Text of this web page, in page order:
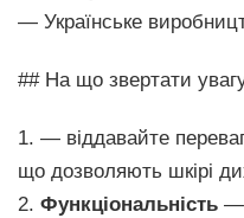
— Українське
## На що звертати
1. — віддавайте
що дозволяють шкірі
2. Функціональність —